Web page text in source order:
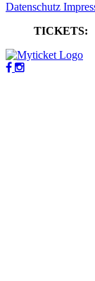
Datenschutz
TICKETS: